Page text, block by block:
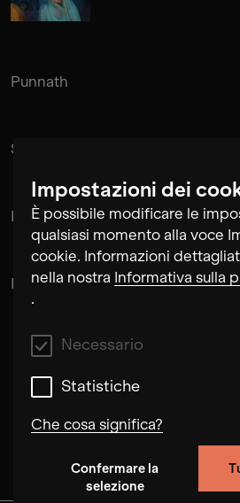
Impostazioni dei
È possibile modificare le
qualsiasi momento alla voce
cookie. Informazioni
nella nostra Informativa sulla
.
Necessario
Statistiche
Che cosa significa?
Necessario
Confermare la
selezione
Punnath
Suramnath
Kishan Hadi
Pintu Padihar